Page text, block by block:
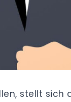
stellt sich